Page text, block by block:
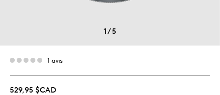
1/5
1 avis
529,95 $CAD